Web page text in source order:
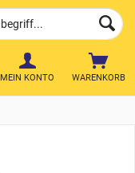
WARENKORB
MEIN KONTO